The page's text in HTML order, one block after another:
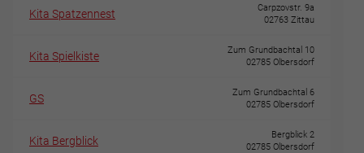
Kita Spatzennest
Carpzovstr. 9a
02763 Zittau
Kita Spielkiste
Zum Grundbachtal 10
02785 Olbersdorf
GS
Zum Grundbachtal 6
02785 Olbersdorf
Kita Bergblick
Bergblick 2
02785 Olbersdorf